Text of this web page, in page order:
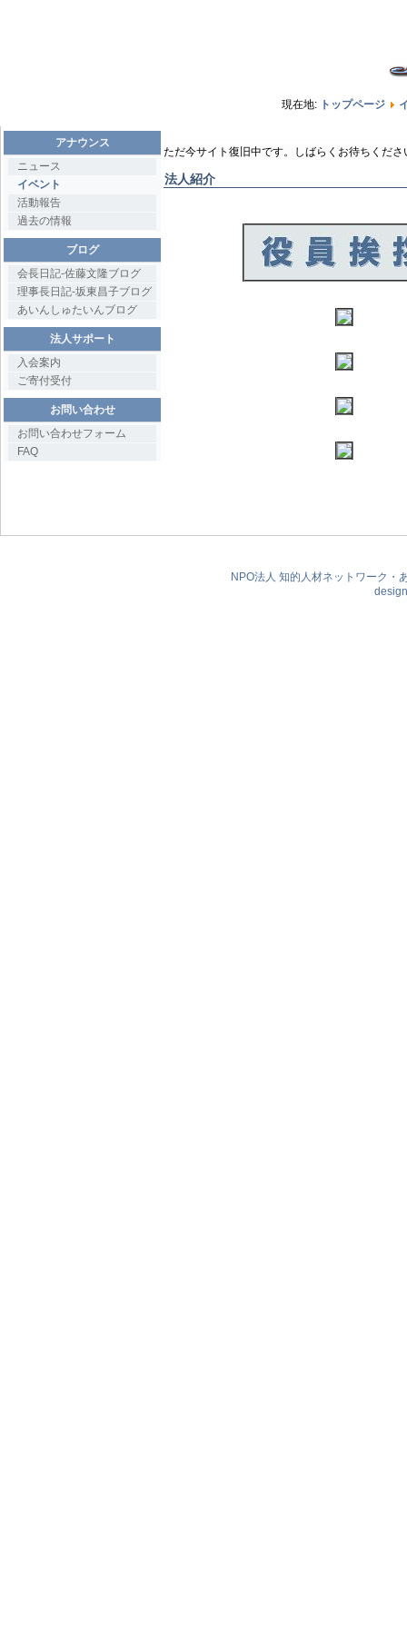
現在地: トップページ
アナウンス
ニュース
イベント
活動報告
過去の情報
ブログ
会長日記-佐藤文隆ブログ
理事長日記-坂東昌子ブログ
あいんしゅたいんブログ
法人サポート
入会案内
ご寄付受付
お問い合わせ
お問い合わせフォーム
FAQ
ただ今サイト復旧中です。しばらくお待ちくださ
法人紹介
NPO法人 知的人材ネットワーク